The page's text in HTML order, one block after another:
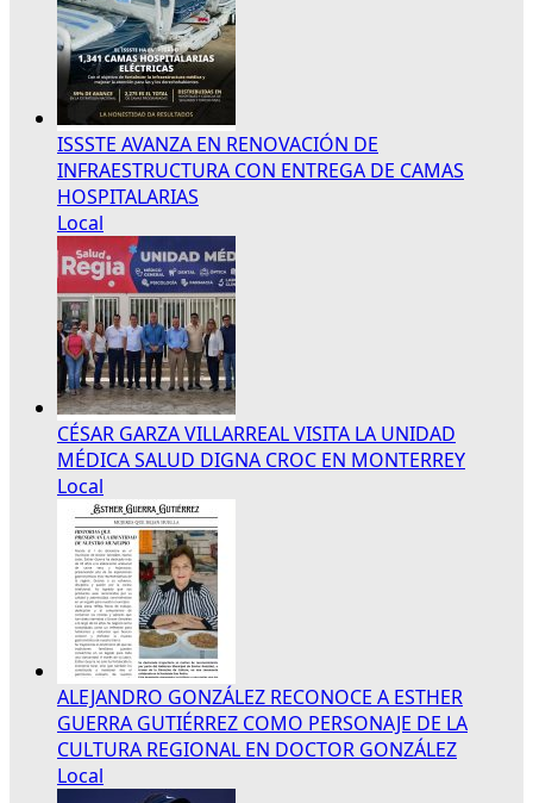
ISSSTE AVANZA EN RENOVACIÓN DE
INFRAESTRUCTURA CON ENTREGA DE CAMAS
HOSPITALARIAS
Local
CÉSAR GARZA VILLARREAL VISITA LA UNIDAD
MÉDICA SALUD DIGNA CROC EN MONTERREY
Local
ALEJANDRO GONZÁLEZ RECONOCE A ESTHER
GUERRA GUTIÉRREZ COMO PERSONAJE DE LA
CULTURA REGIONAL EN DOCTOR GONZÁLEZ
Local